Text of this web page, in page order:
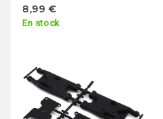
8,99 €
En stock